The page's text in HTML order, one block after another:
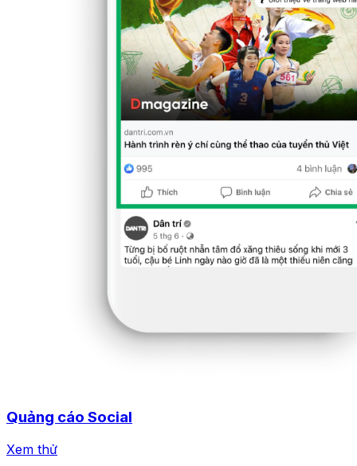
Quảng cáo Social
Xem thử